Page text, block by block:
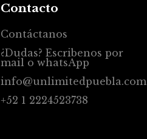
Contacto
Contáctanos
¿Dudas? Escribenos por
mail o whatsApp
info@unlimitedpuebla.com
+52 1 2224523738